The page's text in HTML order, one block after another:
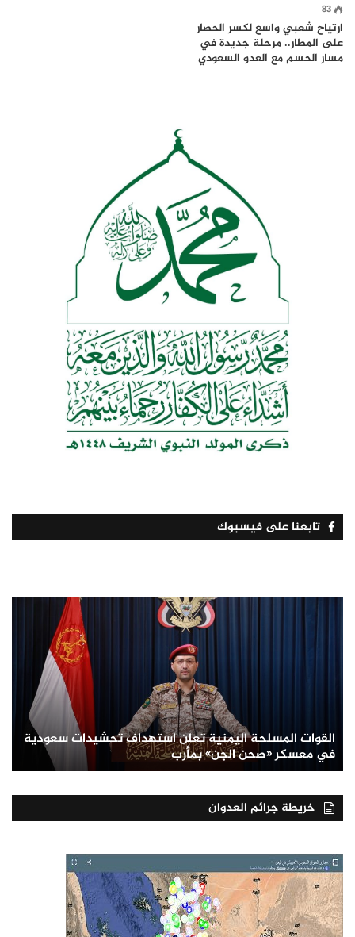
83
ارتياح شعبي واسع لكسر الحصار
على المطار.. مرحلة جديدة في
مسار الحسم مع العدو السعودي
تابعنا على فيسبوك
القوات المسلحة اليمنية تعلن استهداف تحشيدات سعودية
في معسكر «صحن الجن» بمأرب
خريطة جرائم العدوان